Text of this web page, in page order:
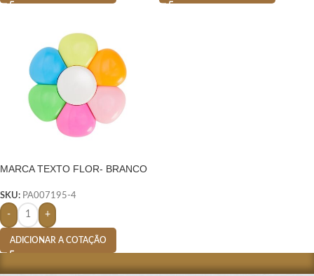
MARCA TEXTO FLOR- BRANCO
SKU: PA007195-4
- +
ADICIONAR A COTAÇÃO